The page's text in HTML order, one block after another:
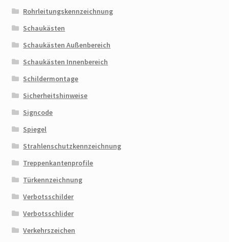
Rohrleitungskennzeichnung
Schaukästen
Schaukästen Außenbereich
Schaukästen Innenbereich
Schildermontage
Sicherheitshinweise
Signcode
Spiegel
Strahlenschutzkennzeichnung
Treppenkantenprofile
Türkennzeichnung
Verbotsschilder
Verbotsschlider
Verkehrszeichen